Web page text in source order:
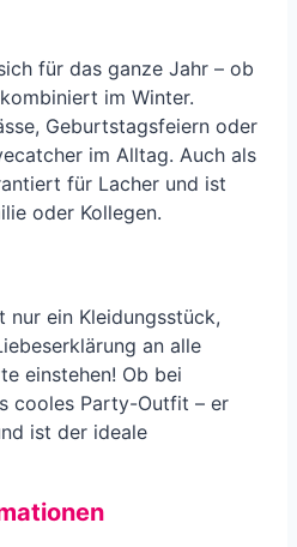
für das ganze Jahr – ob
im Winter.
Geburtstagsfeiern oder
im Alltag. Auch als
für Lacher und ist
oder Kollegen.
nur ein Kleidungsstück,
an alle
einstehen! Ob bei
cooles Party-Outfit – er
ist der ideale